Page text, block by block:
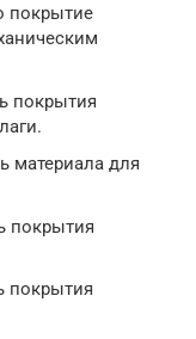
покрытие
покрытия
материала для
покрытия
покрытия